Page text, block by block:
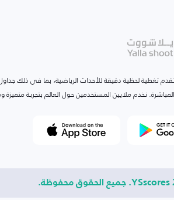
تغطية لحظية دقيقة للأحداث الرياضية، بما في ذلك جداول
المباشرة. نخدم ملايين المستخدمين حول العالم بتجربة